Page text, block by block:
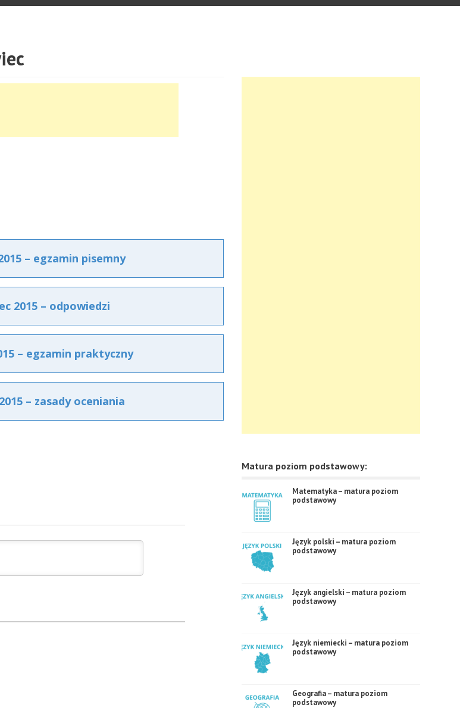
– egzamin pisemny
2015 – odpowiedzi
– egzamin praktyczny
– zasady oceniania
Matura poziom podstawowy:
Matematyka – matura poziom
podstawowy
Język polski – matura poziom
podstawowy
Język angielski – matura poziom
podstawowy
Język niemiecki – matura poziom
podstawowy
Geografia – matura poziom
podstawowy